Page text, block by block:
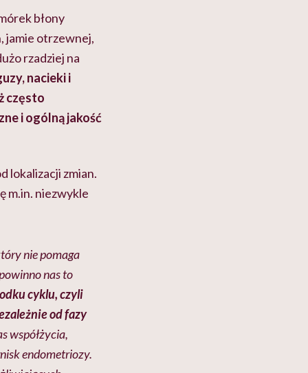
błony
jamie otrzewnej,
rzadziej na
nacieki i
często
i ogólną jakość
lokalizacji zmian.
m.in. niezwykle
nie pomaga
nas to
cyklu, czyli
od fazy
współżycia,
endometriozy.